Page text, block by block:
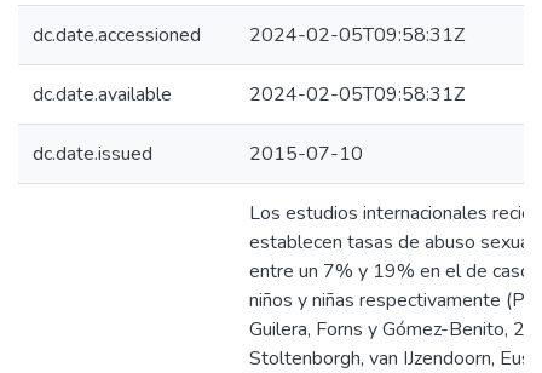
dc.date.accessioned 2024-02-05T09:58:31Z
dc.date.available 2024-02-05T09:58:31Z
dc.date.issued 2015-07-10
Los estudios internacionales
establecen tasas de abuso sexual
entre un 7% y 19% en el de caso
niños y niñas respectivamente
Guilera, Forns y Gómez-Benito,
Stoltenborgh, van IJzendoorn,